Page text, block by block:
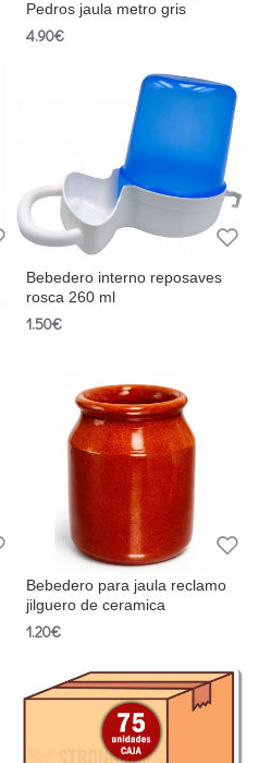
Pedros jaula metro gris
4.90€
Bebedero interno reposaves
rosca 260 ml
1.50€
Bebedero para jaula reclamo
jilguero de ceramica
1.20€